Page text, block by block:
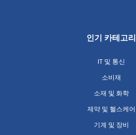
인기 카테고리
IT 및 통신
소비재
소재 및 화학
제약 및 헬스케어
기계 및 장비